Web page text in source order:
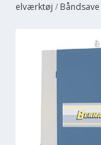
elværktøj / Båndsave